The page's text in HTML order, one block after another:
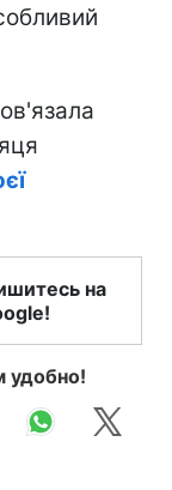
на
удобно!